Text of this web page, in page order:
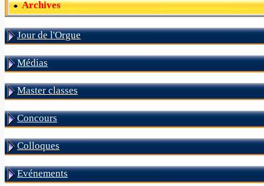
Archives
Jour de l'Orgue
Médias
Master classes
Concours
Colloques
Evénements